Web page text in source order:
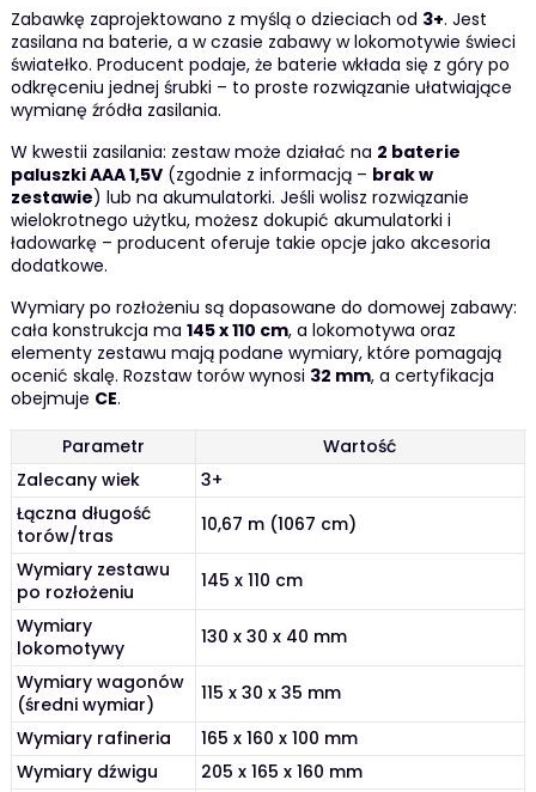
Zabawkę zaprojektowano z myślą o dzieciach od 3+. Jest
zasilana na baterie, a w czasie zabawy w lokomotywie świeci
światełko. Producent podaje, że baterie wkłada się z góry po
odkręceniu jednej śrubki – to proste rozwiązanie ułatwiające
wymianę źródła zasilania.
W kwestii zasilania: zestaw może działać na 2 baterie
paluszki AAA 1,5V(zgodnie z informacją – brak w
zestawie) lub na akumulatorki. Jeśli wolisz rozwiązanie
wielokrotnego użytku, możesz dokupić akumulatorki i
ładowarkę – producent oferuje takie opcje jako akcesoria
dodatkowe.
Wymiary po rozłożeniu są dopasowane do domowej zabawy:
cała konstrukcja ma 145 x 110 cm, a lokomotywa oraz
elementy zestawu mają podane wymiary, które pomagają
ocenić skalę. Rozstaw torów wynosi 32 mm, a certyfikacja
obejmuje CE.
Parametr
Wartość
Zalecany wiek
3+
Łączna długość
torów/tras
10,67 m (1067 cm)
Wymiary zestawu
po rozłożeniu
145 x 110 cm
Wymiary
lokomotywy
130 x 30 x 40 mm
Wymiary wagonów
(średni wymiar)
115 x 30 x 35 mm
Wymiary rafineria
165 x 160 x 100 mm
Wymiary dźwigu
205 x 165 x 160 mm